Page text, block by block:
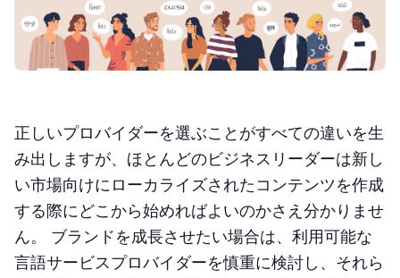
正しいプロバイダーを選ぶことがすべての違いを生
み出しますが、ほとんどのビジネスリーダーは新し
い市場向けにローカライズされたコンテンツを作成
する際にどこから始めればよいのかさえ分かりませ
ん。 ブランドを成長させたい場合は、利用可能な
言語サービスプロバイダーを慎重に検討し、それら